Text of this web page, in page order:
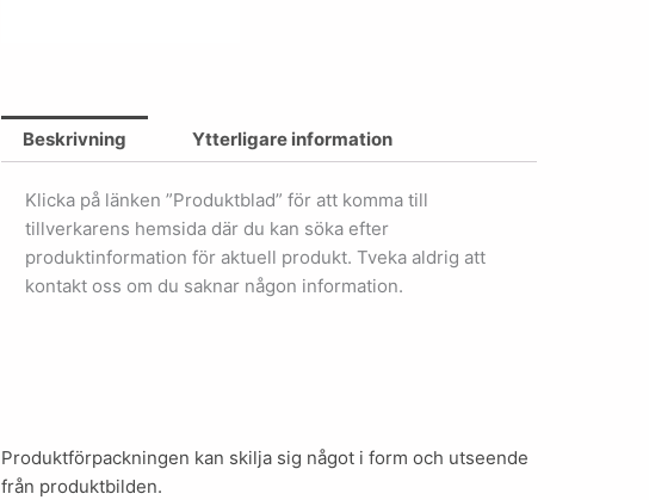
mängd
Beskrivning Ytterligare information
Klicka på länken ”Produktblad” för att komma till
tillverkarens hemsida där du kan söka efter
produktinformation för aktuell produkt. Tveka aldrig att
kontakt oss om du saknar någon information.
Produktförpackningen kan skilja sig något i form och utseende
från produktbilden.